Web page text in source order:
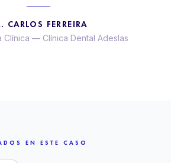
CARLOS FERREIRA
Clínica — Clínica Dental Adeslas
EN ESTE CASO